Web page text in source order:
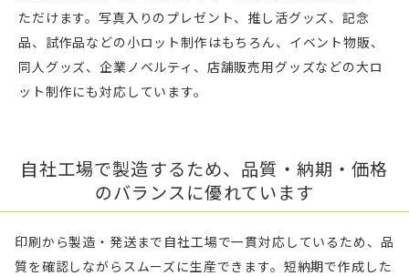
ただけます。写真入りのプレゼント、推し活グッズ、記念
品、試作品などの小ロット制作はもちろん、イベント物販、
同人グッズ、企業ノベルティ、店舗販売用グッズなどの大ロ
ット制作にも対応しています。
自社工場で製造するため、品質・納期・価格
のバランスに優れています
印刷から製造・発送まで自社工場で一貫対応しているため、品
質を確認しながらスムーズに生産できます。短納期で作成した